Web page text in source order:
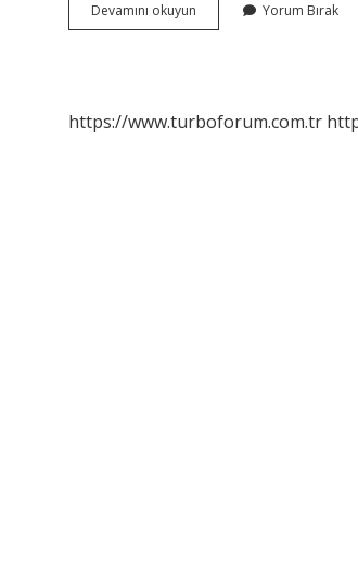
Devamını okuyun
Yüksekliği
Yorum Bırak
https://www.turboforum.com.tr